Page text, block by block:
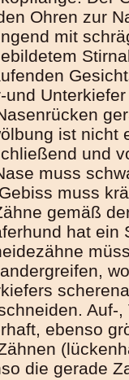
Ohren zur
mit
und
ist nicht
und
muss
muss
gemäß
hat ein
Auf-
ebenso
die gerade